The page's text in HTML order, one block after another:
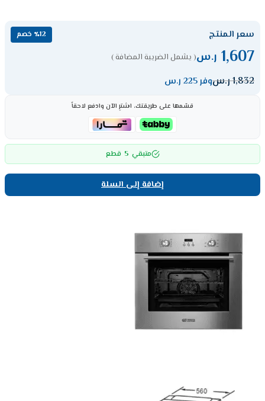
سعر المنتج ٪12 خصم
1,607 ر.س( يشمل الضريبة المضافة )
1,832ر.سوفر 225 ر.س
قسّمها على طريقتك، اشترِ الآن وادفع لاحقاً
متبقي 5 قطع
إضافة إلى السلة